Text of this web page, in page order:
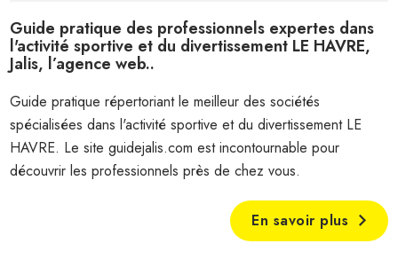
Guide pratique des professionnels expertes dans
l'activité sportive et du divertissement LE HAVRE,
Jalis, l’agence web..
Guide pratique répertoriant le meilleur des sociétés
spécialisées dans l'activité sportive et du divertissement LE
HAVRE. Le site guidejalis.com est incontournable pour
découvrir les professionnels près de chez vous.
En savoir plus